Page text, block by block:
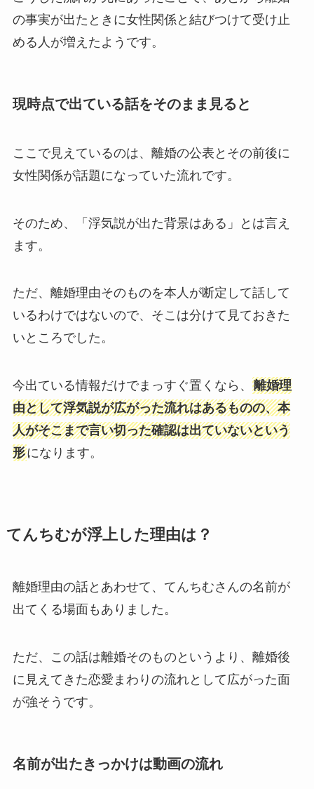
の事実が出たときに女性関係と結びつけて受け止
める人が増えたようです。
現時点で出ている話をそのまま見ると
ここで見えているのは、離婚の公表とその前後に
女性関係が話題になっていた流れです。
そのため、「浮気説が出た背景はある」とは言え
ます。
ただ、離婚理由そのものを本人が断定して話して
いるわけではないので、そこは分けて見ておきた
いところでした。
今出ている情報だけでまっすぐ置くなら、 離婚理
由として浮気説が広がった流れはあるものの、本
人がそこまで言い切った確認は出ていないという
形になります。
てんちむが浮上した理由は？
離婚理由の話とあわせて、てんちむさんの名前が
出てくる場面もありました。
ただ、この話は離婚そのものというより、離婚後
に見えてきた恋愛まわりの流れとして広がった面
が強そうです。
名前が出たきっかけは動画の流れ